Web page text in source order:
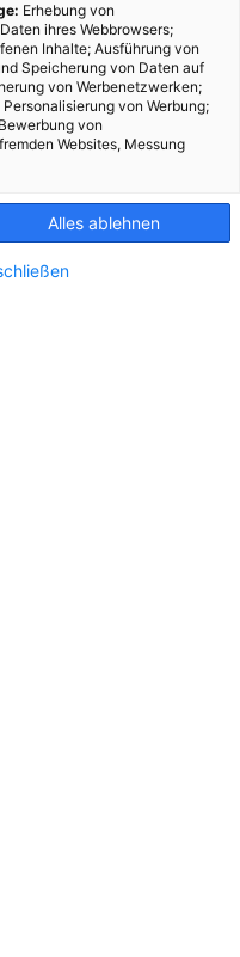
MARTINA LIEL
Landnutzung.
Erhebung von
ihres Webbrowsers;
Inhalte; Ausführung von
Speicherung von Daten auf
von Werbenetzwerken;
von Werbung;
von
Websites, Messung
Alles ablehnen